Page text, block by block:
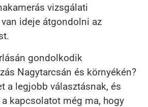
vizsgálati
ideje átgondolni az
gondolkodik
Nagytarcsán és környékén?
a legjobb választásnak, és
kapcsolatot még ma, hogy